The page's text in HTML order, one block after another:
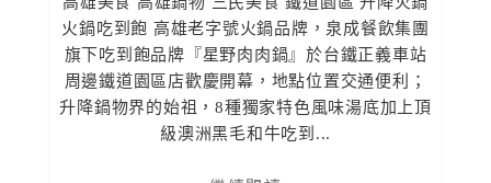
火鍋吃到飽 高雄老字號火鍋品牌，泉成餐飲集團
旗下吃到飽品牌『星野肉肉鍋』於台鐵正義車站
周邊鐵道園區店歡慶開幕，地點位置交通便利；
升降鍋物界的始祖，8種獨家特色風味湯底加上頂
級澳洲黑毛和牛吃到...